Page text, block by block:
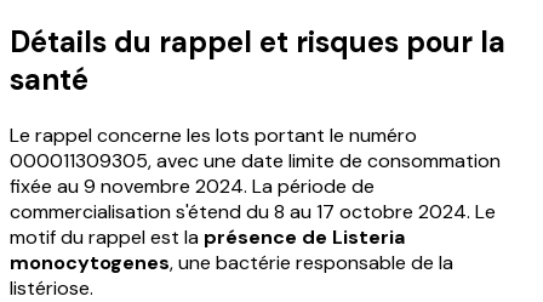
Détails du rappel et risques pour la
santé
Le rappel concerne les lots portant le numéro
000011309305, avec une date limite de consommation
fixée au 9 novembre 2024. La période de
commercialisation s'étend du 8 au 17 octobre 2024. Le
motif du rappel est la présence de Listeria
monocytogenes, une bactérie responsable de la
listériose.